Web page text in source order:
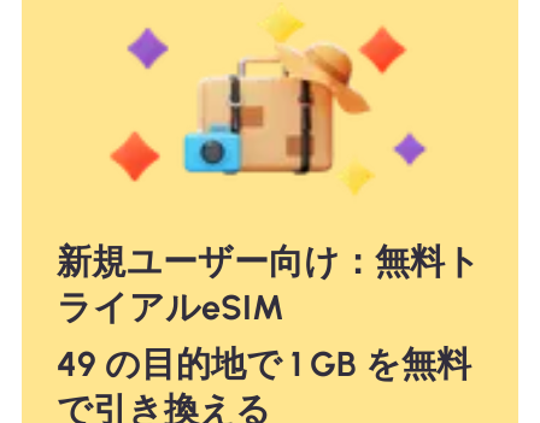
新規ユーザー向け：無料ト
ライアルeSIM
49 の目的地で 1 GB を無料
で引き換える